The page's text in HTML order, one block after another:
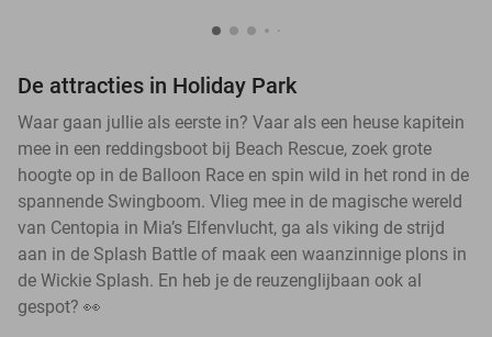
De attracties in Holiday Park
Waar gaan jullie als eerste in? Vaar als een heuse kapitein
mee in een reddingsboot bij Beach Rescue, zoek grote
hoogte op in de Balloon Race en spin wild in het rond in de
spannende Swingboom. Vlieg mee in de magische wereld
van Centopia in Mia’s Elfenvlucht, ga als viking de strijd
aan in de Splash Battle of maak een waanzinnige plons in
de Wickie Splash. En heb je de reuzenglijbaan ook al
gespot? 👀